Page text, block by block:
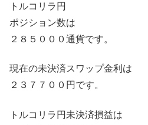
トルコリラ円
ポジション数は
２８５０００通貨です。
現在の未決済スワップ金利は
２３７７００円です。
トルコリラ円未決済損益は